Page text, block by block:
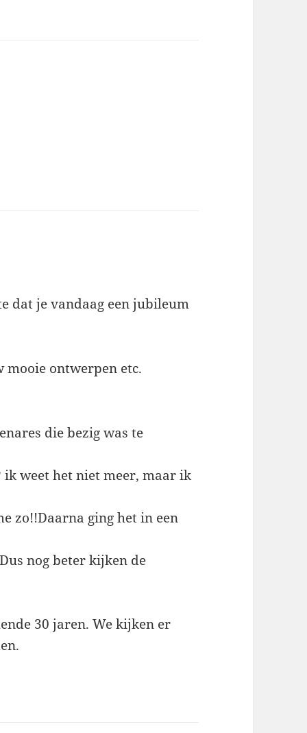
dat je vandaag een jubileum
mooie ontwerpen etc.
die bezig was te
ik weet het niet meer, maar ik
zo!!Daarna ging het in een
nog beter kijken de
30 jaren. We kijken er